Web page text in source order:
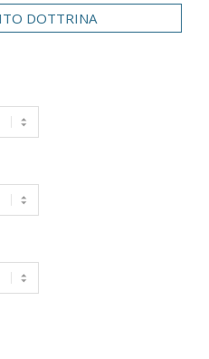
DOTTRINA